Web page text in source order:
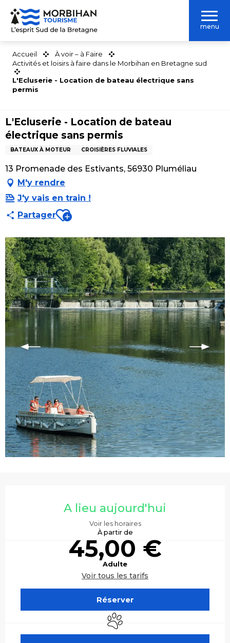
Aller
contenu
menu
Accueil
À voir – à Faire
Activités et loisirs à faire dans le Morbihan en Bretagne sud
L'Ecluserie - Location de bateau électrique sans
permis
L'Ecluserie - Location de bateau
électrique sans permis
BATEAUX À MOTEUR CROISIÈRES FLUVIALES
13 Promenade des Estivants, 56930 Pluméliau
M'y rendre
J'y vais en train !
PartagerAjouter aux favoris
A lieu aujourd'hui
Voir les horaires
À partir de
45,00 €
Adulte
Voir tous les tarifs
Réserver
Animaux acceptés